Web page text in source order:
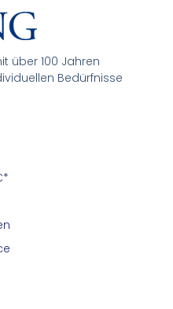
über 100 Jahren
Bedürfnisse